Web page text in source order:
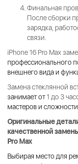
Финальная
После сборки
зарядка,
связи.
iPhone 16 Pro Max
профессионального
внешнего вида и
Замена стеклянной
занимает от1 до 3
мастеров и
Оригинальные
качественной
Pro Max
Выбирая место для